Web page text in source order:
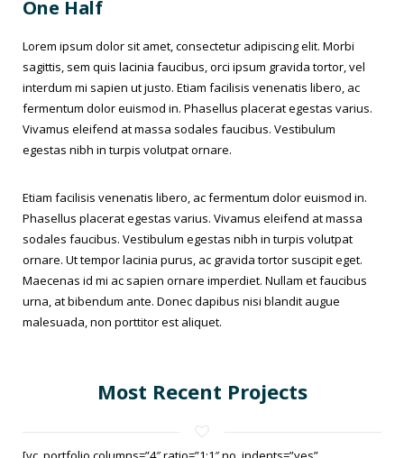
One Half
Lorem ipsum dolor sit amet, consectetur adipiscing elit. Morbi
sagittis, sem quis lacinia faucibus, orci ipsum gravida tortor, vel
interdum mi sapien ut justo. Etiam facilisis venenatis libero, ac
fermentum dolor euismod in. Phasellus placerat egestas varius.
Vivamus eleifend at massa sodales faucibus. Vestibulum
egestas nibh in turpis volutpat ornare.
Etiam facilisis venenatis libero, ac fermentum dolor euismod in.
Phasellus placerat egestas varius. Vivamus eleifend at massa
sodales faucibus. Vestibulum egestas nibh in turpis volutpat
ornare. Ut tempor lacinia purus, ac gravida tortor suscipit eget.
Maecenas id mi ac sapien ornare imperdiet. Nullam et faucibus
urna, at bibendum ante. Donec dapibus nisi blandit augue
malesuada, non porttitor est aliquet.
Most Recent Projects